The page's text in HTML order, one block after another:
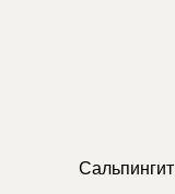
Сальпингит